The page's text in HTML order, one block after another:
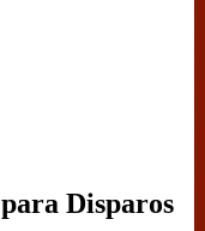
Disparos